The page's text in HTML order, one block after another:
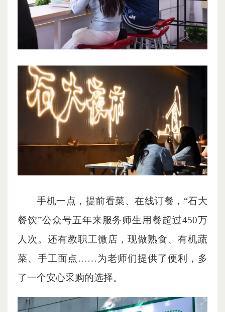
手机一点，提前看菜、在线订餐，“石大
餐饮”公众号五年来服务师生用餐超过450万
人次。还有教职工微店，现做熟食、有机蔬
菜、手工面点……为老师们提供了便利，多
了一个安心采购的选择。